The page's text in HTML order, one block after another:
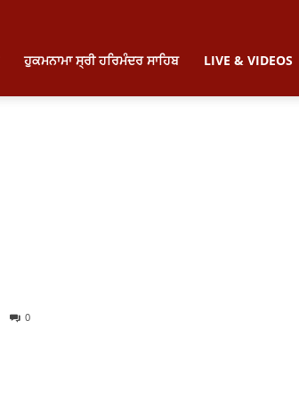
ਹੁਕਮਨਾਮਾ ਸ੍ਰੀ ਹਰਿਮੰਦਰ ਸਾਹਿਬ LIVE & VIDEOS
0